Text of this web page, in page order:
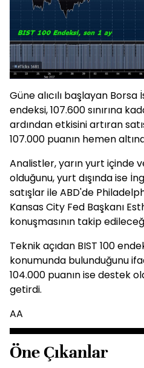
Güne alıcılı başlayan Borsa
endeksi, 107.600 sınırına
ardından etkisini artıran
107.000 puanın hemen
Analistler, yarın yurt içinde
olduğunu, yurt dışında ise
satışlar ile ABD'de
Kansas City Fed Başkanı
konuşmasının takip
Teknik açıdan BIST 100
konumunda bulunduğunu
104.000 puanın ise destek
getirdi.
AA
Öne Çıkanlar